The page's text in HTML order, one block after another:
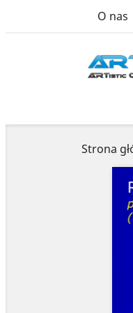
O nas
Strona